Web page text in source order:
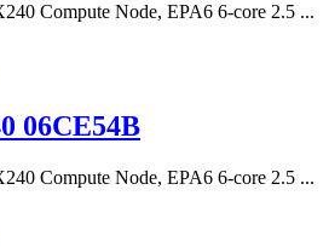
Compute Node, EPA6 6-core 2.5 ...
06CE54B
Compute Node, EPA6 6-core 2.5 ...